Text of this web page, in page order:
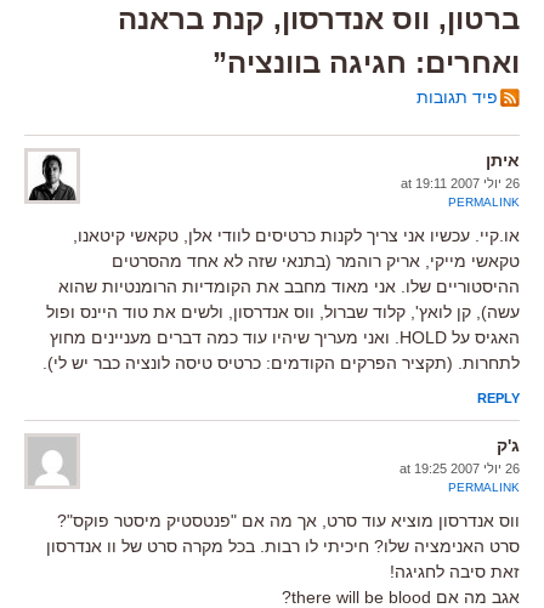
ברטון, ווס אנדרסון, קנת בראנה
ואחרים: חגיגה בוונציה”
פיד תגובות
איתן
26 יולי 2007 at 19:11
PERMALINK
או.קיי. עכשיו אני צריך לקנות כרטיסים לוודי אלן, טקאשי קיטאנו,
טקאשי מייקי, אריק רוהמר (בתנאי שזה לא אחד מהסרטים
ההיסטוריים שלו. אני מאוד מחבב את הקומדיות הרומנטיות שהוא
עשה), קן לואץ', קלוד שברול, ווס אנדרסון, ולשים את טוד היינס ופול
האגיס על HOLD. ואני מעריך שיהיו עוד כמה דברים מעניינים מחוץ
לתחרות. (תקציר הפרקים הקודמים: כרטיס טיסה לונציה כבר יש לי).
REPLY
ג'ק
26 יולי 2007 at 19:25
PERMALINK
ווס אנדרסון מוציא עוד סרט, אך מה אם "פנטסטיק מיסטר פוקס"?
סרט האנימציה שלו? חיכיתי לו רבות. בכל מקרה סרט של וו אנדרסון
זאת סיבה לחגיגה!
אגב מה אם there will be blood?